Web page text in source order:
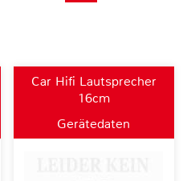
Car Hifi Lautsprecher
16cm
Gerätedaten